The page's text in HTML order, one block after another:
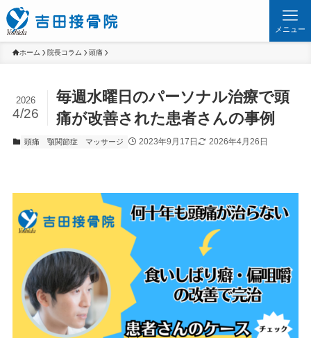
メニュー
ホーム 院長コラム 頭痛
毎週水曜日のパーソナル治療で頭
痛が改善された患者さんの事例
2026
4/26
頭痛 顎関節症 マッサージ 2023年9月17日 2026年4月26日